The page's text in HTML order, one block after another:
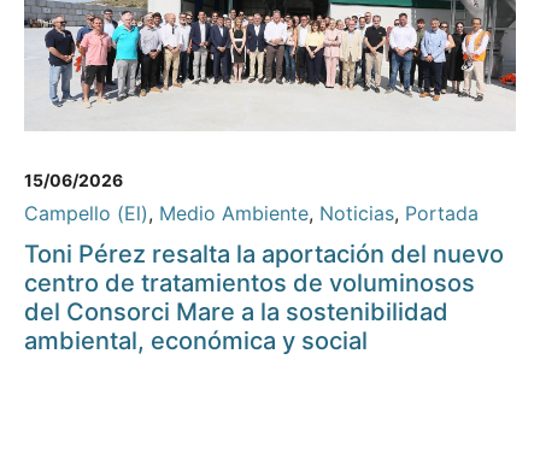
15/06/2026
Campello (El), Medio Ambiente, Noticias, Portada
Toni Pérez resalta la aportación del nuevo
centro de tratamientos de voluminosos
del Consorci Mare a la sostenibilidad
ambiental, económica y social